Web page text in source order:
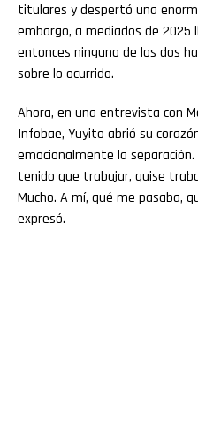
titulares y despertó una
embargo, a mediados de 2025
entonces ninguno de los dos
sobre lo ocurrido.
Ahora, en una entrevista con
Infobae, Yuyito abrió su
emocionalmente la
tenido que trabajar, quise
Mucho. A mí, qué me pasaba,
expresó.